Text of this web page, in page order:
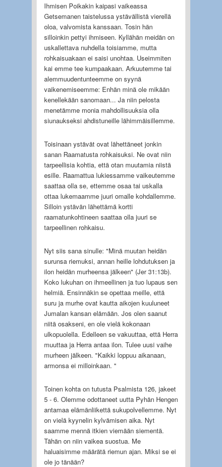
Ihmisen Poikakin kaipasi vaikeassa
Getsemanen taistelussa ystävällistä vierellä
oloa, valvomista kanssaan. Tosin hän
silloinkin pettyi ihmiseen. Kyllähän meidän on
uskallettava nuhdella toisiamme, mutta
rohkaisuakaan ei saisi unohtaa. Useimmiten
kai emme tee kumpaakaan. Arkuutemme tai
alemmuudentunteemme on syynä
vaikenemiseemme: Enhän minä ole mikään
kenellekään sanomaan... Ja niin pelosta
menetämme monia mahdollisuuksia olla
siunaukseksi ahdistuneille lähimmäisillemme.
Toisinaan ystävät ovat lähettäneet jonkin
sanan Raamatusta rohkaisuksi. Ne ovat niin
tarpeellisia kohtia, että otan muutamia niistä
esille. Raamattua lukiessamme vaikeutemme
saattaa olla se, ettemme osaa tai uskalla
ottaa lukemaamme juuri omalle kohdallemme.
Silloin ystävän lähettämä kortti
raamatunkohtineen saattaa olla juuri se
tarpeellinen rohkaisu.
Nyt siis sana sinulle: "Minä muutan heidän
surunsa riemuksi, annan heille lohdutuksen ja
ilon heidän murheensa jälkeen" (Jer 31:13b).
Koko lukuhan on ihmeellinen ja tuo lupaus sen
helmiä. Ensinnäkin se opettaa meille, että
suru ja murhe ovat kautta aikojen kuuluneet
Jumalan kansan elämään. Jos olen saanut
niitä osakseni, en ole vielä kokonaan
ulkopuolella. Edelleen se vakuuttaa, että Herra
muuttaa ja Herra antaa ilon. Tulee uusi vaihe
murheen jälkeen. "Kaikki loppuu aikanaan,
armonsa ei milloinkaan. "
Toinen kohta on tutusta Psalmista 126, jakeet
5 - 6. Olemme odottaneet uutta Pyhän Hengen
antamaa elämänliikettä sukupolvellemme. Nyt
on vielä kyynelin kylvämisen aika. Nyt
saamme mennä itkien viemään siementä.
Tähän on niin vaikea suostua. Me
haluaisimme määrätä riemun ajan. Miksi se ei
ole jo tänään?